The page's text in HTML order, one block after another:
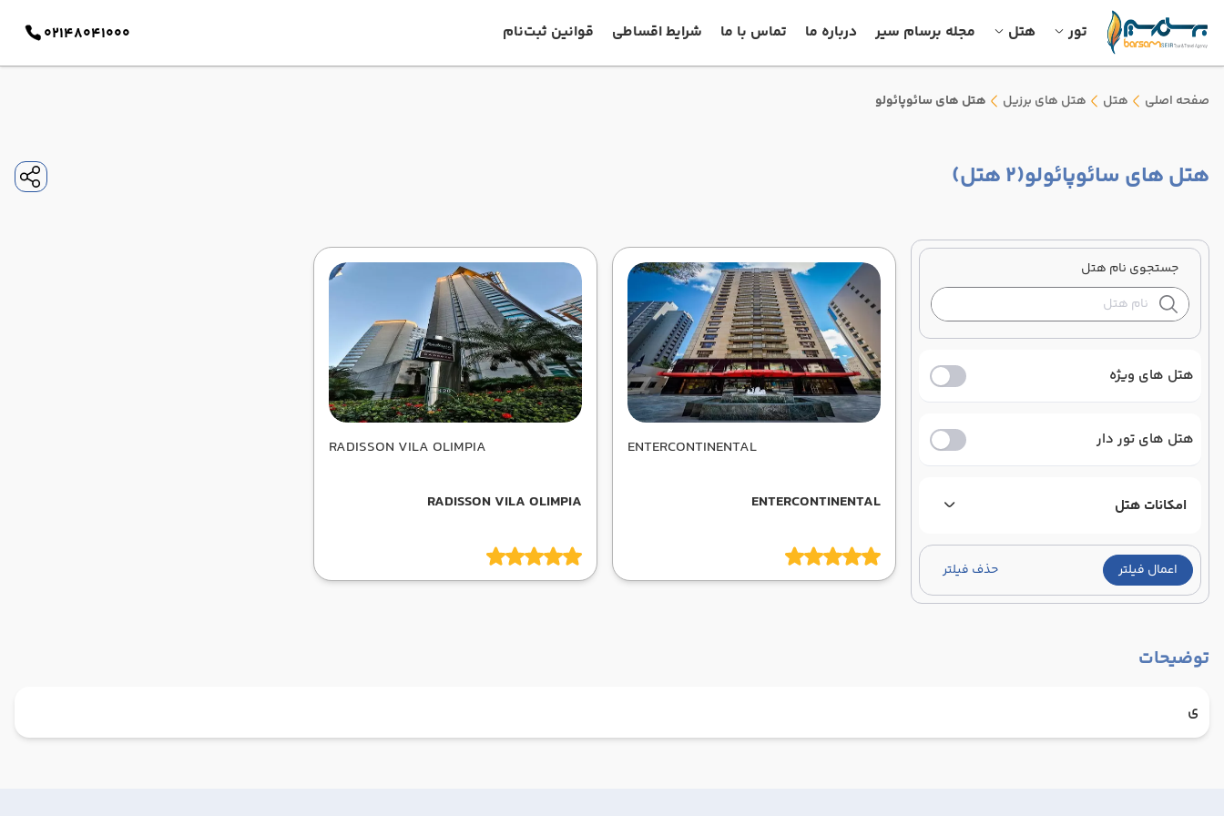
تور هتل مجله برسام سیر درباره ما تماس با ما شرایط اقساطی قوانین ثبت‌نام 02148041000
صفحه اصلی هتل هتل های برزیل هتل های سائوپائولو
هتل های سائوپائولو(2 هتل)
جستجوی نام هتل
هتل های ویژه
هتل های تور دار
امکانات هتل
اعمال فیلتر حذف فیلتر
ENTERCONTINENTAL
ENTERCONTINENTAL
RADISSON VILA OLIMPIA
RADISSON VILA OLIMPIA
توضیحات
ی